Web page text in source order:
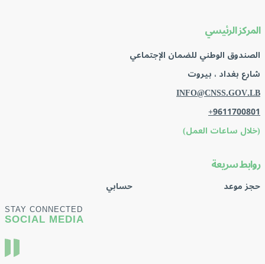
المركز الرئيسي
الصندوق الوطني للضمان الإجتماعي
شارع بغداد ، بيروت
INFO@CNSS.GOV.LB
+9611700801
(خلال ساعات العمل)
روابط سريعة
حجز موعد حسابي
STAY CONNECTED
SOCIAL MEDIA